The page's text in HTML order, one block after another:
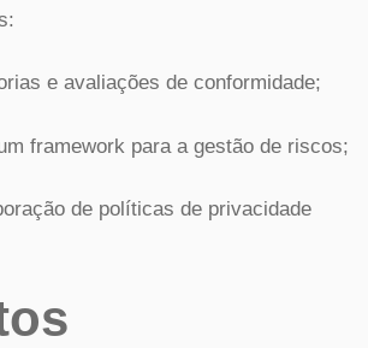
e avaliações de conformidade;
framework para a gestão de riscos;
de políticas de privacidade